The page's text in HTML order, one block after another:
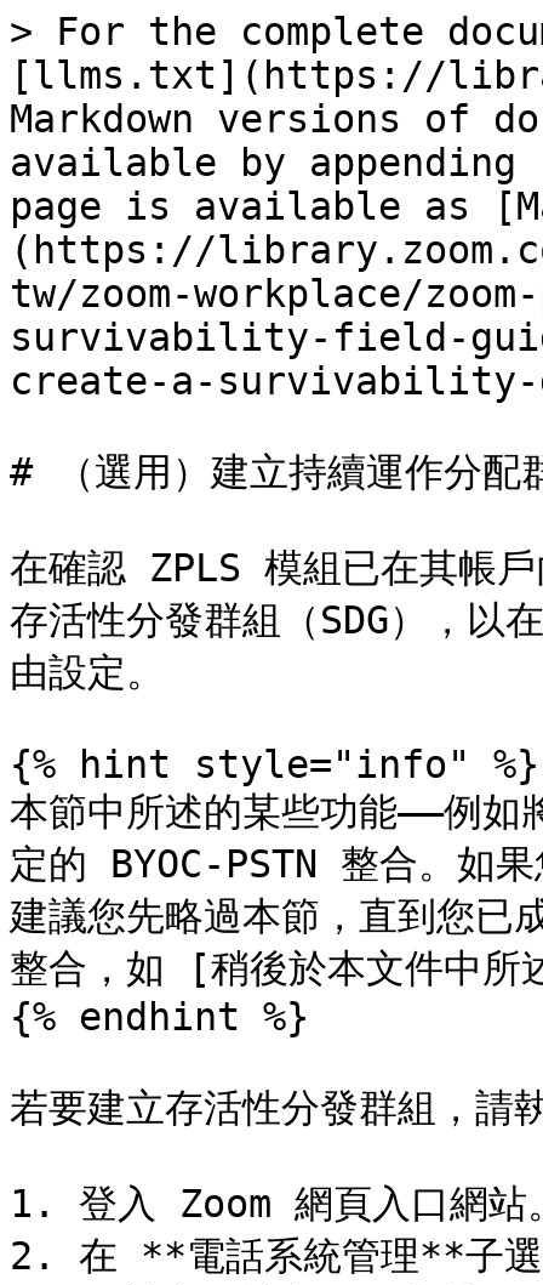
> For the complete
[llms.txt](https://
Markdown versions of
available by
page is available as
(https://
tw/zoom-workplace/
survivability-field-
create-a-
# （選用）建立持續運作分配
在確認 ZPLS 模組已在其帳
存活性分發群組（SDG），以
由設定。
{% hint style="info" %}
本節中所述的某些功能——例
定的 BYOC-PSTN 整合。如
建議您先略過本節，直到您已
整合，如 [稍後於本文件中
{% endhint %}
若要建立存活性分發群組，請
1. 登入 Zoom 網頁入口網站
2. 在 **電話系統管理**子